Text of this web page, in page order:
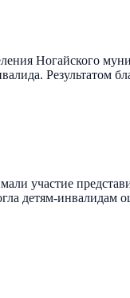
Ногайского
Результатом
участие
детям-инвалидам